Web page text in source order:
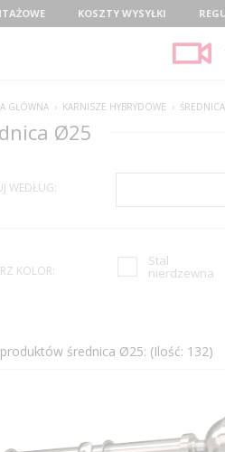
KOSZTY WYSYŁKI
GŁÓWNA › KARNISZE HYBRYDOWE ›
Ø25
WEDŁUG:
KOLOR:
Stal
nierdzewna
średnica Ø25: (Ilość: 132)